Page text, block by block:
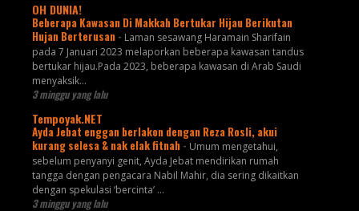
OH DUNIA!
Beberapa Kawasan Di Makkah Bertukar Hijau Berikutan
Hujan Berterusan - Laman sesawang Haramain Sharifain
pada 7 Januari 2023 melaporkan beberapa kawasan tandus
bertukar hijau.Pada 2023, beberapa kawasan di Arab Saudi
menyaksik...
3 minggu yang lalu
Tempoyak.NET
Ayda Jebat enggan berlakon dengan Reza Rosli, akui
kurang selesa & nak elak fitnah - Umum mengetahui,
sebelum penyanyi genit, Ayda Jebat mendirikan rumah
tangga dengan pengacara Nabil Mahir, dia sering dikaitkan
dengan spekulasi ‘bercinta’ ...
3 minggu yang lalu